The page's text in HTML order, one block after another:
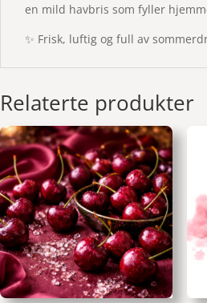
en mild havbris som fyller
✨ Frisk, luftig og full av
Relaterte produkter